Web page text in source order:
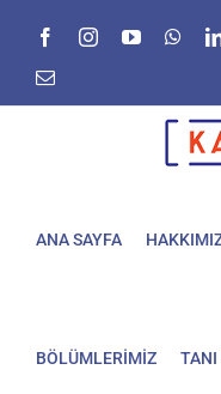
FacebookInstagramYouTube
E-
ANA SAYFA
BÖLÜMLERİMİZ TANI